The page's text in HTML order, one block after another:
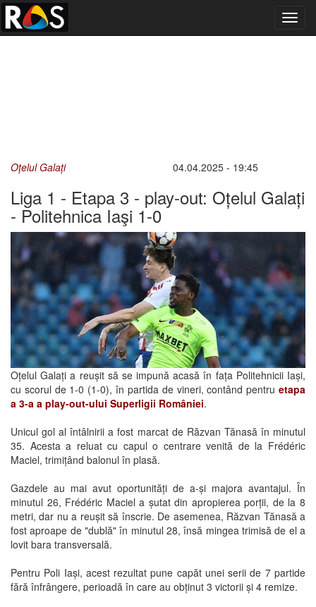
Oțelul Galați 04.04.2025 - 19:45
Liga 1 - Etapa 3 - play-out: Oțelul Galați
- Politehnica Iaşi 1-0
Oțelul Galați a reușit să se impună acasă în fața Politehnicii Iași,
cu scorul de 1-0 (1-0), în partida de vineri, contând pentru etapa
a 3-a a play-out-ului Superligii României.
Unicul gol al întâlnirii a fost marcat de Răzvan Tănasă în minutul
35. Acesta a reluat cu capul o centrare venită de la Frédéric
Maciel, trimițând balonul în plasă.
Gazdele au mai avut oportunități de a-și majora avantajul. În
minutul 26, Frédéric Maciel a șutat din apropierea porții, de la 8
metri, dar nu a reușit să înscrie. De asemenea, Răzvan Tănasă a
fost aproape de "dublă" în minutul 28, însă mingea trimisă de el a
lovit bara transversală.
Pentru Poli Iași, acest rezultat pune capăt unei serii de 7 partide
fără înfrângere, perioadă în care au obținut 3 victorii și 4 remize.